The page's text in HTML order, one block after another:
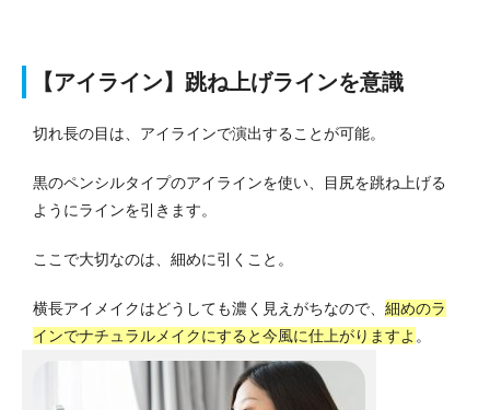
【アイライン】跳ね上げラインを意識
切れ長の目は、アイラインで演出することが可能。
黒のペンシルタイプのアイラインを使い、目尻を跳ね上げる
ようにラインを引きます。
ここで大切なのは、細めに引くこと。
横長アイメイクはどうしても濃く見えがちなので、 細めのラ
インでナチュラルメイクにすると今風に仕上がりますよ 。